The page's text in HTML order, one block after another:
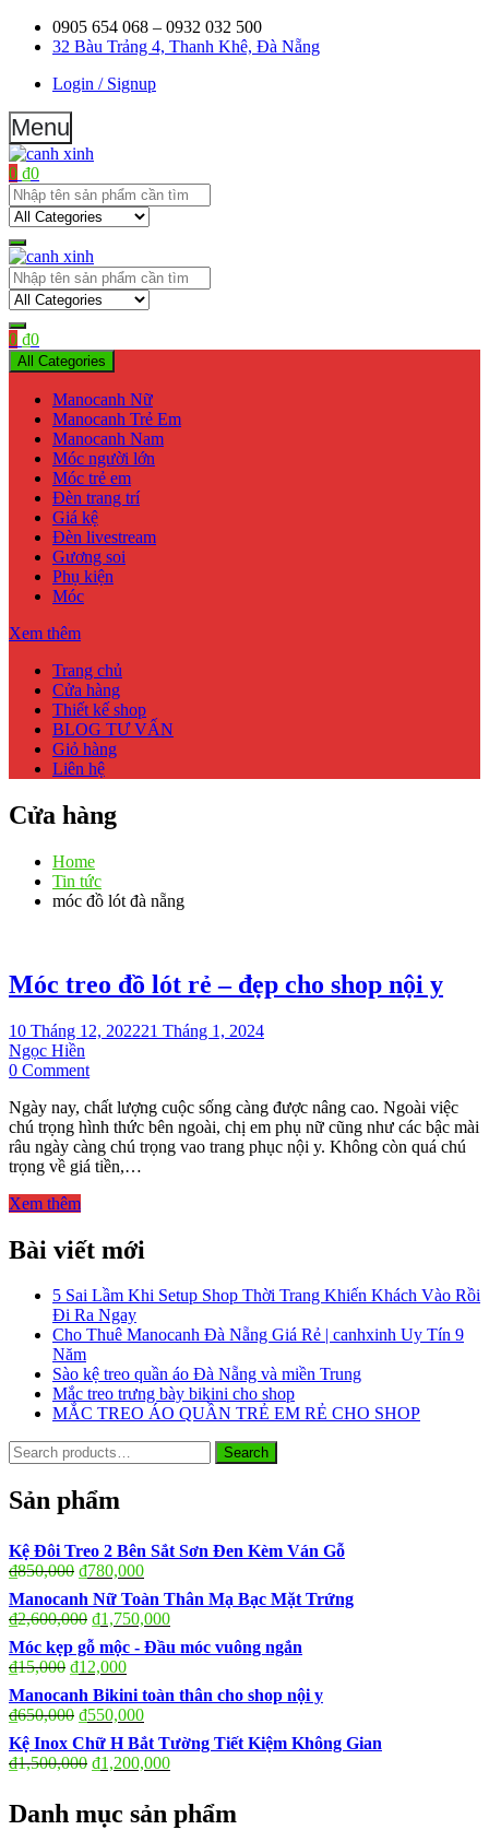
Skip
0905 654 068 – 0932 032 500
32 Bàu Trảng 4, Thanh Khê, Đà Nẵng
Login / Signup
Menu
canh xinh
Shop bán manơcanh, phụ kiện mở shop
0 ₫0
canh xinh
Shop bán manơcanh, phụ kiện mở shop
0 ₫0
All Categories
Manocanh Nữ
Manocanh Trẻ Em
Manocanh Nam
Móc người lớn
Móc trẻ em
Đèn trang trí
Giá kệ
Đèn livestream
Gương soi
Phụ kiện
Móc
Xem thêm
Trang chủ
Cửa hàng
Thiết kế shop
BLOG TƯ VẤN
Giỏ hàng
Liên hệ
Cửa hàng
Home
Tin tức
móc đồ lót đà nẵng
Móc treo đồ lót rẻ – đẹp cho shop nội y
10 Tháng 12, 202221 Tháng 1, 2024
Ngọc Hiền
0 Commenton
treo
đồ
lót
rẻ
shop
y
Ngày nay, chất lượng cuộc sống càng được nâng cao. Ngoài việc
chú trọng hình thức bên ngoài, chị em phụ nữ cũng như các bậc mài
râu ngày càng chú trọng vao trang phục nội y. Không còn quá chú
trọng về giá tiền,…
Xem thêm
Bài viết mới
5 Sai Lầm Khi Setup Shop Thời Trang Khiến Khách Vào Rồi
Đi Ra Ngay
Cho Thuê Manocanh Đà Nẵng Giá Rẻ | canhxinh Uy Tín 9
Năm
Sào kệ treo quần áo Đà Nẵng và miền Trung
Mắc treo trưng bày bikini cho shop
MẮC TREO ÁO QUẦN TRẺ EM RẺ CHO SHOP
Search
for:
Search
Sản phẩm
Kệ Đôi Treo 2 Bên Sắt Sơn Đen Kèm Ván Gỗ
₫850,000 ₫780,000
Manocanh Nữ Toàn Thân Mạ Bạc Mặt Trứng
₫2,600,000 ₫1,750,000
Móc kẹp gỗ mộc - Đầu móc vuông ngắn
₫15,000 ₫12,000
Manocanh Bikini toàn thân cho shop nội y
₫650,000 ₫550,000
Kệ Inox Chữ H Bắt Tường Tiết Kiệm Không Gian
₫1,500,000 ₫1,200,000
Danh mục sản phẩm